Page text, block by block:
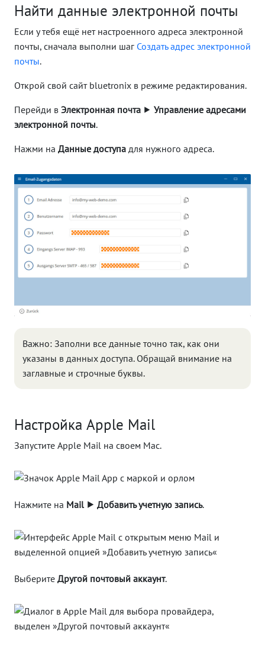
Найти данные электронной почты
Если у тебя ещё нет настроенного адреса электронной
почты, сначала выполни шаг Создать адрес электронной
почты.
Открой свой сайт bluetronix в режиме редактирования.
Перейди в Электронная почта ⯈ Управление адресами
электронной почты.
Нажми на Данные доступа для нужного адреса.
Важно: Заполни все данные точно так, как они
указаны в данных доступа. Обращай внимание на
заглавные и строчные буквы.
Настройка Apple Mail
Запустите Apple Mail на своем Mac.
Нажмите на Mail ⯈ Добавить учетную запись.
Выберите Другой почтовый аккаунт.